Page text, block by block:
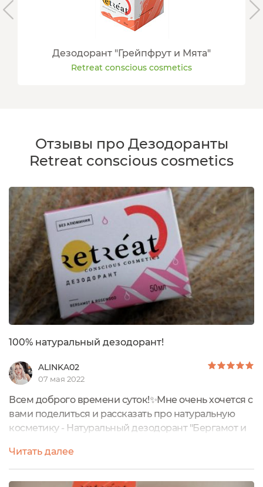
Дезодорант "Грейпфрут и Мята"
Retreat conscious cosmetics
Отзывы про Дезодоранты
Retreat conscious cosmetics
100% натуральный дезодорант!
ALINKA02
07 мая 2022
Всем доброго времени суток!✨Мне очень хочется с
вами поделиться и рассказать про натуральную
косметику - Натуральный дезодорант "Бергамот и
Retreat.Вообще, я впервые такой необычный
формат вижу 😁Упаковка/Внешний вид:Красивая
картонная коробочка, а внутри стеклянная
Читать далее